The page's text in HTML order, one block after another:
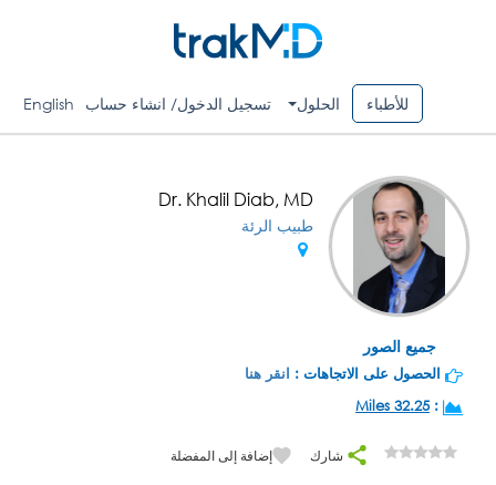
للأطباء الحلول تسجيل الدخول/ انشاء حساب English
جميع الصور
Dr. Khalil Diab, MD
طبيب الرئة
الحصول على الاتجاهات : انقر هنا
:
32.25 Miles
شارك إضافة إلى المفضلة